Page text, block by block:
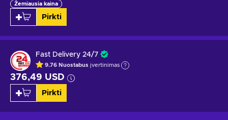
Žemiausia kaina
Pirkti
Fast Delivery 24/7
9.76 Nuostabus įvertinimas
376,49 USD
Pirkti